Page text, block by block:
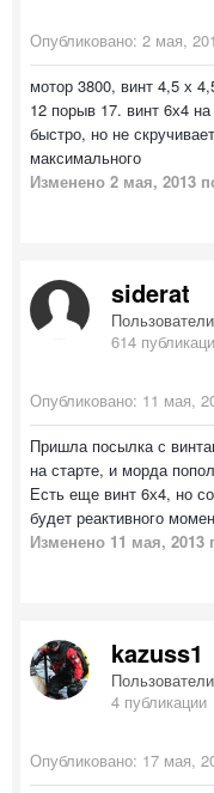
Опубликовано: 2 мая,
мотор 3800, винт 4,5 х
12 порыв 17. винт 6х4
быстро, но не
максимального
Изменено 2 мая, 2013
siderat
Пользователи
614
Опубликовано: 11 мая,
Пришла посылка с
на старте, и морда
Есть еще винт 6х4, но
будет реактивного
Изменено 11 мая, 2013
kazuss1
Пользователи
4 публикации
Опубликовано: 17 мая,